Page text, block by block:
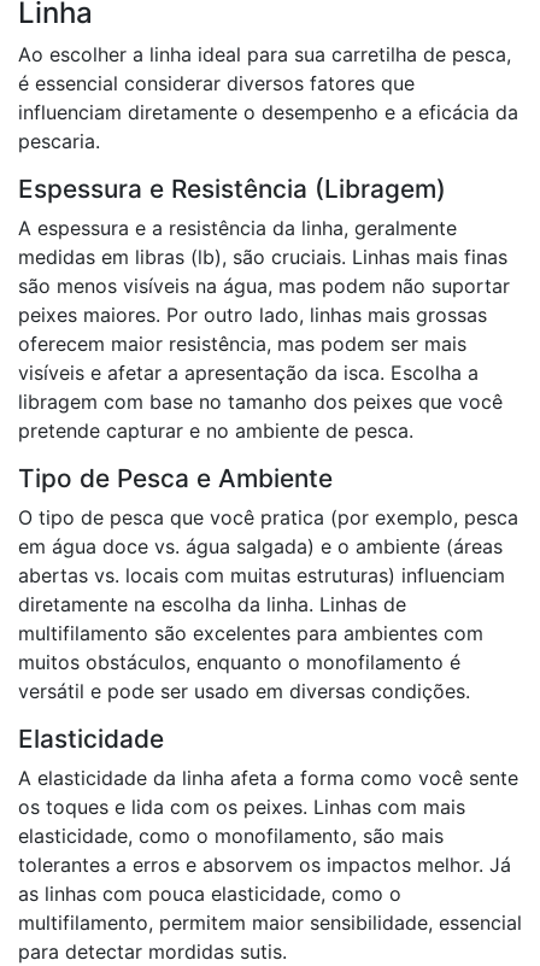
Linha
Ao escolher a linha ideal para sua carretilha de pesca,
é essencial considerar diversos fatores que
influenciam diretamente o desempenho e a eficácia da
pescaria.
Espessura e Resistência (Libragem)
A espessura e a resistência da linha, geralmente
medidas em libras (lb), são cruciais. Linhas mais finas
são menos visíveis na água, mas podem não suportar
peixes maiores. Por outro lado, linhas mais grossas
oferecem maior resistência, mas podem ser mais
visíveis e afetar a apresentação da isca. Escolha a
libragem com base no tamanho dos peixes que você
pretende capturar e no ambiente de pesca.
Tipo de Pesca e Ambiente
O tipo de pesca que você pratica (por exemplo, pesca
em água doce vs. água salgada) e o ambiente (áreas
abertas vs. locais com muitas estruturas) influenciam
diretamente na escolha da linha. Linhas de
multifilamento são excelentes para ambientes com
muitos obstáculos, enquanto o monofilamento é
versátil e pode ser usado em diversas condições.
Elasticidade
A elasticidade da linha afeta a forma como você sente
os toques e lida com os peixes. Linhas com mais
elasticidade, como o monofilamento, são mais
tolerantes a erros e absorvem os impactos melhor. Já
as linhas com pouca elasticidade, como o
multifilamento, permitem maior sensibilidade, essencial
para detectar mordidas sutis.